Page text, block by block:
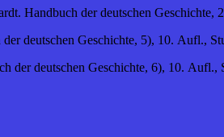
Handbuch der deutschen Geschichte,
deutschen Geschichte, 5), 10. Aufl.,
der deutschen Geschichte, 6), 10. Aufl.,